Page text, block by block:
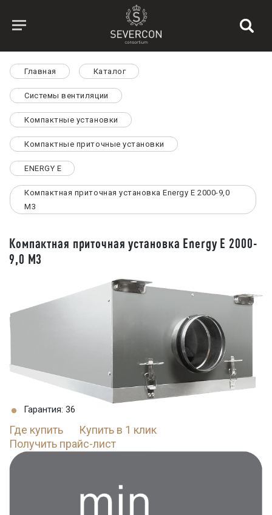
Главная Каталог
Системы вентиляции
Компактные установки
Компактные приточные установки
ENERGY E
Компактная приточная установка Energy E 2000-9,0
M3
Компактная приточная установка Energy E 2000-
9,0 M3
Гарантия: 36
Где купить
Купить в 1 клик
Получить прайс-лист